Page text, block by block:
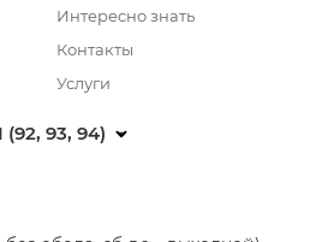
Интересно знать
Контакты
Услуги
(92, 93, 94)